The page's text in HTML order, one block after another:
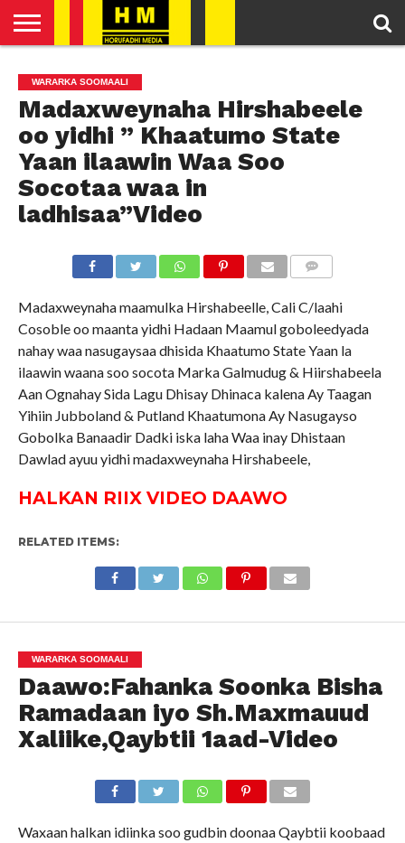
ENGLISH
NEWS
SOMALI
NEWS
POLITICS
FEATURED
VIDEO
ARTICLES
WARARKA SOOMAALI
Madaxweynaha Hirshabeele
oo yidhi ” Khaatumo State
Yaan ilaawin Waa Soo
Socotaa waa in
ladhisaa”Video
Madaxweynaha maamulka Hirshabeelle, Cali C/laahi
Cosoble oo maanta yidhi Hadaan Maamul goboleedyada
nahay waa nasugaysaa dhisida Khaatumo State Yaan la
ilaawin waana soo socota Marka Galmudug & Hiirshabeela
Aan Ognahay Sida Lagu Dhisay Dhinaca kalena Ay Taagan
Yihiin Jubboland & Putland Khaatumona Ay Nasugayso
Gobolka Banaadir Dadki iska laha Waa inay Dhistaan
Dawlad ayuu yidhi madaxweynaha Hirshabeele,
HALKAN RIIX VIDEO DAAWO
RELATED ITEMS:
WARARKA SOOMAALI
Daawo:Fahanka Soonka Bisha
Ramadaan iyo Sh.Maxmauud
Xaliike,Qaybtii 1aad-Video
Waxaan halkan idiinka soo gudbin doonaa Qaybtii koobaad